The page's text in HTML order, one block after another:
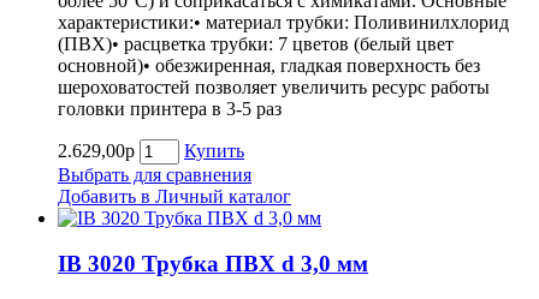
характеристики:• материал трубки: Поливинилхлорид
(ПВХ)• расцветка трубки: 7 цветов (белый цвет
основной)• обезжиренная, гладкая поверхность без
шероховатостей позволяет увеличить ресурс работы
головки принтера в 3-5 раз
2.629,00р
Купить
Выбрать для сравнения
Добавить в Личный каталог
IB 3020 Трубка ПВХ d 3,0 мм